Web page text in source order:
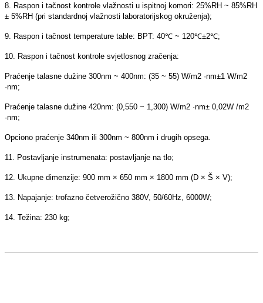
8. Raspon i tačnost kontrole vlažnosti u ispitnoj komori: 25%RH ~ 85%RH
± 5%RH (pri standardnoj vlažnosti laboratorijskog okruženja);
9. Raspon i tačnost temperature table: BPT: 40℃ ~ 120℃±2℃;
10. Raspon i tačnost kontrole svjetlosnog zračenja:
Praćenje talasne dužine 300nm ~ 400nm: (35 ~ 55) W/m2 ·nm±1 W/m2
·nm;
Praćenje talasne dužine 420nm: (0,550 ~ 1,300) W/m2 ·nm± 0,02W /m2
·nm;
Opciono praćenje 340nm ili 300nm ~ 800nm ​​i drugih opsega.
11. Postavljanje instrumenata: postavljanje na tlo;
12. Ukupne dimenzije: 900 mm × 650 mm × 1800 mm (D × Š × V);
13. Napajanje: trofazno četverožično 380V, 50/60Hz, 6000W;
14. Težina: 230 kg;